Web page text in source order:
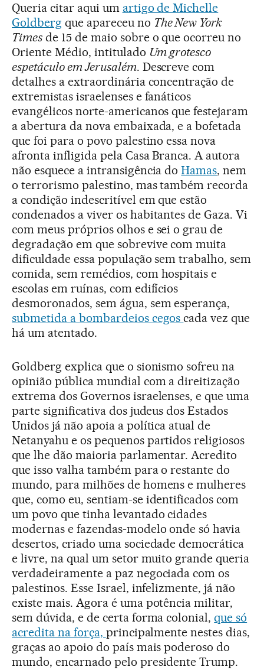
Queria citar aqui um artigo de Michelle
Goldberg que apareceu no The New York
Timesde 15 de maio sobre o que ocorreu no
Oriente Médio, intitulado Um grotesco
espetáculo em Jerusalém. Descreve com
detalhes a extraordinária concentração de
extremistas israelenses e fanáticos
evangélicos norte-americanos que festejaram
a abertura da nova embaixada, e a bofetada
que foi para o povo palestino essa nova
afronta infligida pela Casa Branca. A autora
não esquece a intransigência doHamas, nem
o terrorismo palestino, mas também recorda
a condição indescritível em que estão
condenados a viver os habitantes de Gaza. Vi
com meus próprios olhos e sei o grau de
degradação em que sobrevive com muita
dificuldade essa população sem trabalho, sem
comida, sem remédios, com hospitais e
escolas em ruínas, com edifícios
desmoronados, sem água, sem esperança,
submetida a bombardeios cegoscada vez que
há um atentado.
Goldberg explica que o sionismo sofreu na
opinião pública mundial com a direitização
extrema dos Governos israelenses, e que uma
parte significativa dos judeus dos Estados
Unidos já não apoia a política atual de
Netanyahu e os pequenos partidos religiosos
que lhe dão maioria parlamentar. Acredito
que isso valha também para o restante do
mundo, para milhões de homens e mulheres
que, como eu, sentiam-se identificados com
um povo que tinha levantado cidades
modernas e fazendas-modelo onde só havia
desertos, criado uma sociedade democrática
e livre, na qual um setor muito grande queria
verdadeiramente a paz negociada com os
palestinos. Esse Israel, infelizmente, já não
existe mais. Agora é uma potência militar,
sem dúvida, e de certa forma colonial,que só
acredita na força, principalmente nestes dias,
graças ao apoio do país mais poderoso do
mundo, encarnado pelo presidente Trump.